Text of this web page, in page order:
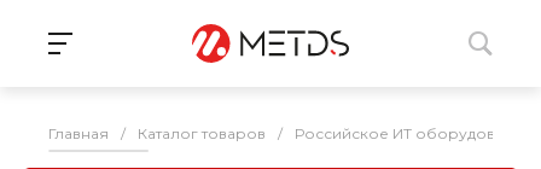
Главная / Каталог товаров / Российское ИТ оборудование